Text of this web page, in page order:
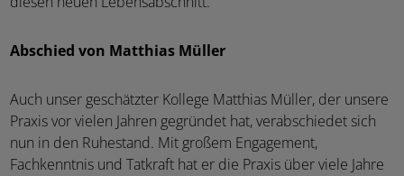
Abschied von Matthias Müller
Auch unser geschätzter Kollege Matthias Müller, der unsere
Praxis vor vielen Jahren gegründet hat, verabschiedet sich
nun in den Ruhestand. Mit großem Engagement,
Fachkenntnis und Tatkraft hat er die Praxis über viele Jahre